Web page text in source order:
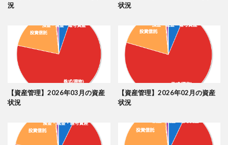
況
状況
【資産管理】2026年03月の資産
状況
【資産管理】2026年02月の資産
状況